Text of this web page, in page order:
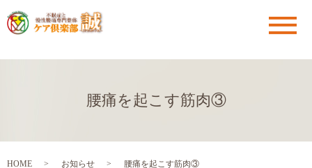
メ
腰痛を起こす筋肉③
HOME お知らせ 腰痛を起こす筋肉③